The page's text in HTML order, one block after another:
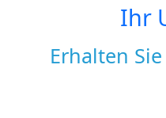
Ihr
Erhalten